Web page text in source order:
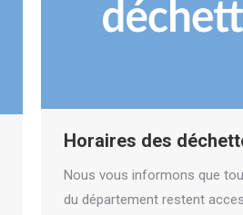
Horaires des
Nous vous informons que
du département restent